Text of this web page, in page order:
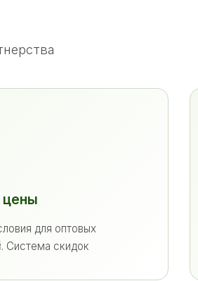
для оптовых
Система скидок